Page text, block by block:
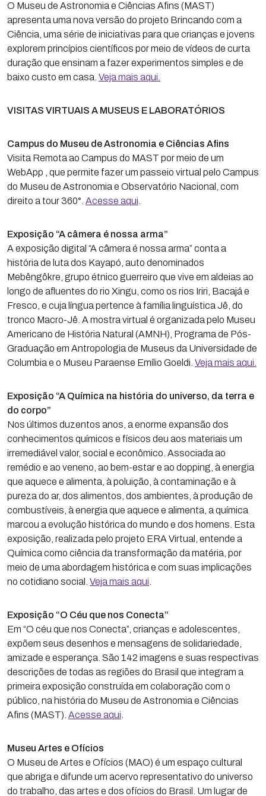
O Museu de Astronomia e Ciências Afins (MAST)
apresenta uma nova versão do projeto Brincando com a
Ciência, uma série de iniciativas para que crianças e jovens
explorem princípios científicos por meio de vídeos de curta
duração que ensinam a fazer experimentos simples e de
baixo custo em casa. Veja mais aqui.
VISITAS VIRTUAIS A MUSEUS E LABORATÓRIOS
Campus do Museu de Astronomia e Ciências Afins
Visita Remota ao Campus do MAST por meio de um
WebApp , que permite fazer um passeio virtual pelo Campus
do Museu de Astronomia e Observatório Nacional, com
direito a tour 360°. Acesse aqui
Exposição “A câmera é nossa arma”
A exposição digital “A câmera é nossa arma” conta a
história de luta dos Kayapó, auto denominados
Mebêngôkre, grupo étnico guerreiro que vive em aldeias ao
longo de afluentes do rio Xingu, como os rios Iriri, Bacajá e
Fresco, e cuja língua pertence à família linguística Jê, do
tronco Macro-Jê. A mostra virtual é organizada pelo Museu
Americano de História Natural (AMNH), Programa de Pós-
Graduação em Antropologia de Museus da Universidade de
Columbia e o Museu Paraense Emílio Goeldi. Veja mais aqui.
Exposição “A Química na história do universo, da terra e
do corpo”
Nos últimos duzentos anos, a enorme expansão dos
conhecimentos químicos e físicos deu aos materiais um
irremediável valor, social e econômico. Associada ao
remédio e ao veneno, ao bem-estar e ao dopping, à energia
que aquece e alimenta, à poluição, à contaminação e à
pureza do ar, dos alimentos, dos ambientes, à produção de
combustíveis, à energia que aquece e alimenta, a química
marcou a evolução histórica do mundo e dos homens. Esta
exposição, realizada pelo projeto ERA Virtual, entende a
Química como ciência da transformação da matéria, por
meio de uma abordagem histórica e com suas implicações
no cotidiano social. Veja mais aqui
Exposição “O Céu que nos Conecta”
Em “O céu que nos Conecta”, crianças e adolescentes,
expõem seus desenhos e mensagens de solidariedade,
amizade e esperança. São 142 imagens e suas respectivas
descrições de todas as regiões do Brasil que integram a
primeira exposição construída em colaboração com o
público, na história do Museu de Astronomia e Ciências
Afins (MAST). Acesse aqui
Museu Artes e Ofícios
O Museu de Artes e Ofícios (MAO) é um espaço cultural
que abriga e difunde um acervo representativo do universo
do trabalho, das artes e dos ofícios do Brasil. Um lugar de